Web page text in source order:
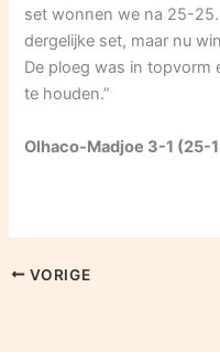
set wonnen we na 25-
dergelijke set, maar nu
De ploeg was in topvorm
te houden.”
Olhaco-Madjoe 3-1 (25-
VORIGE